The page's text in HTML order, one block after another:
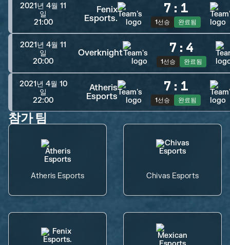
2021년 4월 11
일
21:00
Fenix
Esports.
7 : 1
1선승 완료됨
2021년 4월 11
일
20:00
Overknight 7 : 4
1선승 완료됨
2021년 4월 10
일
22:00
Atheris
Esports
7 : 1
1선승 완료됨
참가 팀
Atheris Esports Chivas Esports